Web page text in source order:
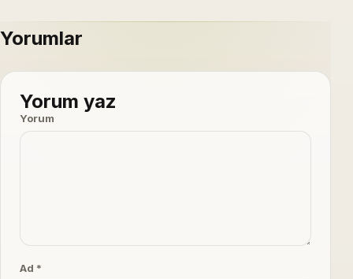
Yorumlar
Yorum yaz
Yorum
Ad *